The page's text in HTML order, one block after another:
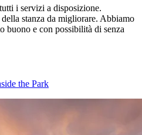
i servizi a disposizione.
stanza da migliorare. Abbiamo
buono e con possibilità di senza
the Park